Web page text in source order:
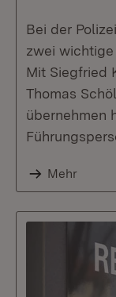
Bei der
zwei
Mit Siegfried
Thomas
übernehmen
Mehr